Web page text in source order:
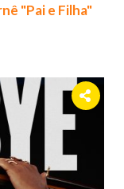
"Pai e Filha"